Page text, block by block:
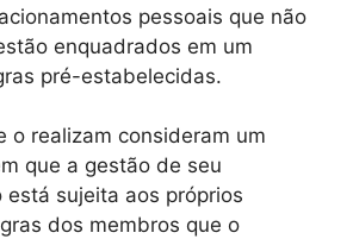
pessoais que não
enquadrados em um
pré-estabelecidas.
o realizam consideram um
que a gestão de seu
está sujeita aos próprios
dos membros que o